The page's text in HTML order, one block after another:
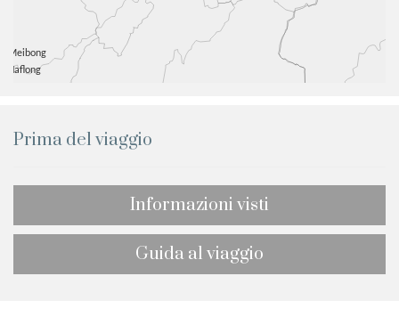
Prima del viaggio
Informazioni visti
Guida al viaggio